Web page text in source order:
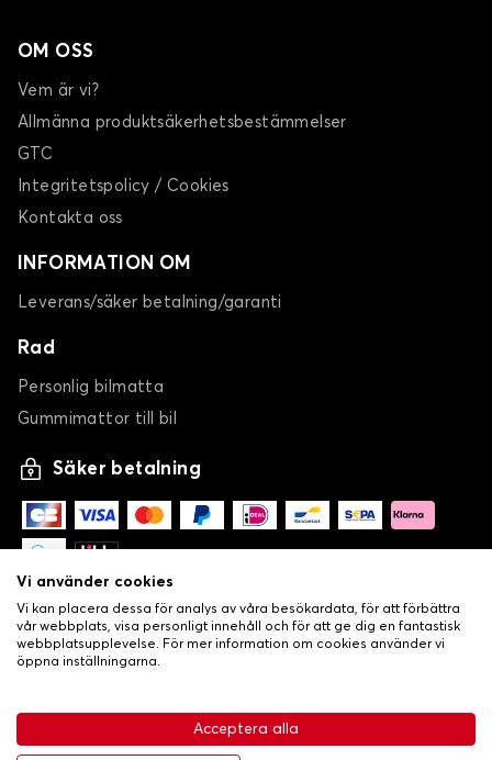
Bagagerumsmatta för MINI PACEMAN
OM OSS
Vem är vi?
Allmänna produktsäkerhetsbestämmelser
GTC
Integritetspolicy / Cookies
Kontakta oss
INFORMATION OM
Leverans/säker betalning/garanti
Rad
Personlig bilmatta
Gummimattor till bil
Säker betalning
© Copyright 2026 Lovecar-Allmänna försäljningsvillkor•
Integritets- och cookiepolicy•Livraison
Vi använder cookies
Vi kan placera dessa för analys av våra besökardata, för att förbättra
vår webbplats, visa personligt innehåll och för att ge dig en fantastisk
webbplatsupplevelse. För mer information om cookies använder vi
öppna inställningarna.
Acceptera alla